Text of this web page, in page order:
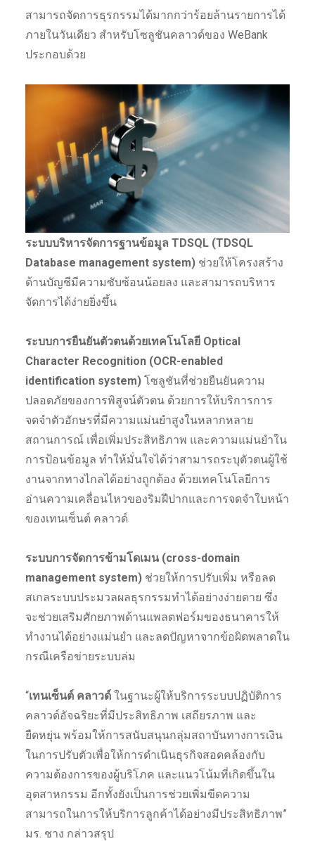
สามารถจัดการธุรกรรมได้มากกว่าร้อยล้านรายการได้
ภายในวันเดียว สำหรับโซลูชันคลาวด์ของ WeBank
ประกอบด้วย
ระบบบริหารจัดการฐานข้อมูล TDSQL (TDSQL
Database management system) ช่วยให้โครงสร้าง
ด้านบัญชีมีความซับซ้อนน้อยลง และสามารถบริหาร
จัดการได้ง่ายยิ่งขึ้น
ระบบการยืนยันตัวตนด้วยเทคโนโลยี Optical
Character Recognition (OCR-enabled
identification system) โซลูชันที่ช่วยยืนยันความ
ปลอดภัยของการพิสูจน์ตัวตน ด้วยการให้บริการการ
จดจำตัวอักษรที่มีความแม่นยำสูงในหลากหลาย
สถานการณ์ เพื่อเพิ่มประสิทธิภาพ และความแม่นยำใน
การป้อนข้อมูล ทำให้มั่นใจได้ว่าสามารถระบุตัวตนผู้ใช้
งานจากทางไกลได้อย่างถูกต้อง ด้วยเทคโนโลยีการ
อ่านความเคลื่อนไหวของริมฝีปากและการจดจำใบหน้า
ของเทนเซ็นต์ คลาวด์
ระบบการจัดการข้ามโดเมน (cross-domain
management system) ช่วยให้การปรับเพิ่ม หรือลด
สเกลระบบประมวลผลธุรกรรมทำได้อย่างง่ายดาย ซึ่ง
จะช่วยเสริมศักยภาพด้านแพลตฟอร์มของธนาคารให้
ทำงานได้อย่างแม่นยำ และลดปัญหาจากข้อผิดพลาดใน
กรณีเครือข่ายระบบล่ม
“เทนเซ็นต์ คลาวด์ ในฐานะผู้ให้บริการระบบปฏิบัติการ
คลาวด์อัจฉริยะที่มีประสิทธิภาพ เสถียรภาพ และ
ยืดหยุ่น พร้อมให้การสนับสนุนกลุ่มสถาบันทางการเงิน
ในการปรับตัวเพื่อให้การดำเนินธุรกิจสอดคล้องกับ
ความต้องการของผู้บริโภค และแนวโน้มที่เกิดขึ้นใน
อุตสาหกรรม อีกทั้งยังเป็นการช่วยเพิ่มขีดความ
สามารถในการให้บริการลูกค้าได้อย่างมีประสิทธิภาพ”
มร. ชาง กล่าวสรุป